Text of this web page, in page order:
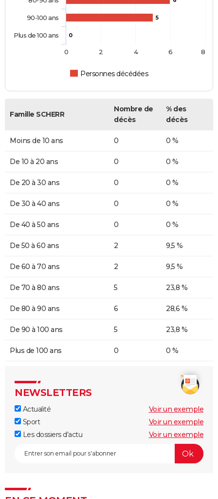
5
0
Personnes décédées
90-100 ans
Plus de 100 ans
0 2 4 6 8
Famille SCHERR
Nombre de
décès
% des
décès
Moins de 10 ans 0 0 %
De 10 à 20 ans 0 0 %
De 20 à 30 ans 0 0 %
De 30 à 40 ans 0 0 %
De 40 à 50 ans 0 0 %
De 50 à 60 ans 2 9,5 %
De 60 à 70 ans 2 9,5 %
De 70 à 80 ans 5 23,8 %
De 80 à 90 ans 6 28,6 %
De 90 à 100 ans 5 23,8 %
Plus de 100 ans 0 0 %
NEWSLETTERS
Actualité
Voir un exemple
Sport
Voir un exemple
Les dossiers d'actu
Voir un exemple